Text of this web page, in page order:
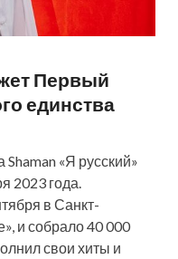
Первый
единства
«Я русский»
2023 года.
в Санкт-
и собрало 40 000
свои хиты и